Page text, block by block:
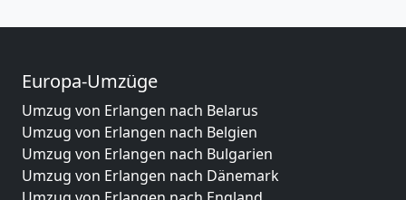
Europa-Umzüge
Umzug von Erlangen nach Belarus
Umzug von Erlangen nach Belgien
Umzug von Erlangen nach Bulgarien
Umzug von Erlangen nach Dänemark